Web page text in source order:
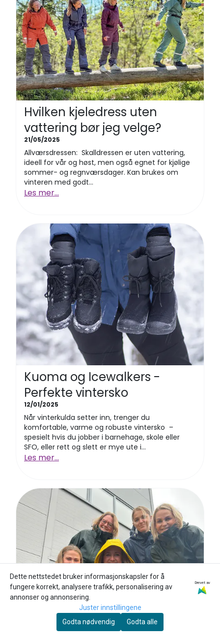
Hvilken kjeledress uten
vattering bør jeg velge?
21/05/2025
Allværsdressen: Skalldressen er uten vattering,
ideell for vår og høst, men også egnet for kjølige
sommer- og regnværsdager. Kan brukes om
vinteren med godt...
Les mer...
Kuoma og Icewalkers -
Perfekte vintersko
12/01/2025
Når vinterkulda setter inn, trenger du
komfortable, varme og robuste vintersko –
spesielt hvis du jobber i barnehage, skole eller
SFO, eller rett og slett er mye ute i...
Les mer...
Dette nettstedet bruker informasjonskapsler for å
fungere korrekt, analysere trafikk, personalisering av
annonser og annonsering.
Drevet av
Juster innstillingene
Godta nødvendig
Godta alle